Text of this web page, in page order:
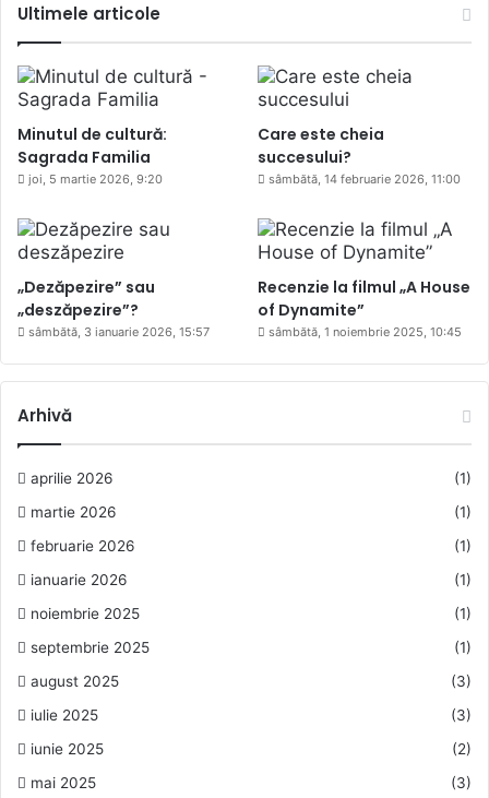
Ultimele articole
Minutul de cultură:
Sagrada Familia
joi, 5 martie 2026, 9:20
Care este cheia
succesului?
sâmbătă, 14 februarie 2026, 11:00
„Dezăpezire” sau
„deszăpezire”?
sâmbătă, 3 ianuarie 2026, 15:57
Recenzie la filmul „A House
of Dynamite”
sâmbătă, 1 noiembrie 2025, 10:45
Arhivă
aprilie 2026
(1)
martie 2026
(1)
februarie 2026
(1)
ianuarie 2026
(1)
noiembrie 2025
(1)
septembrie 2025
(1)
august 2025
(3)
iulie 2025
(3)
iunie 2025
(2)
mai 2025
(3)